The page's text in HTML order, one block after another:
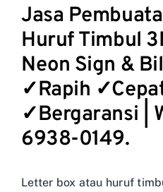
Jasa
Huruf Timbul
Neon Sign &
✓Rapih
✓Bergaransi |
6938-0149.
Letter box atau huruf